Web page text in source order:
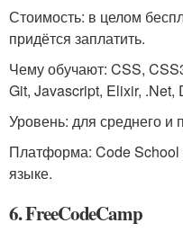
Стоимость: в целом
придётся заплатить.
Чему обучают: CSS,
Git, Javascript, Elixir, .Net,
Уровень: для среднего и
Платформа: Code School
языке.
6. FreeCodeCamp